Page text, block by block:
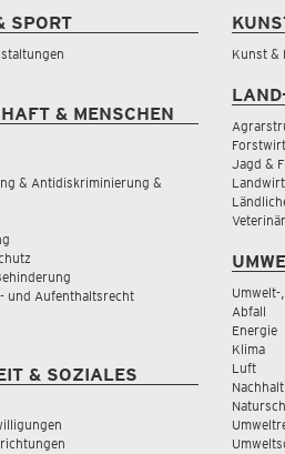
SPORT
& MENSCHEN
& Antidiskriminierung &
und Aufenthaltsrecht
& SOZIALES
Kunst &
Jagd &
Abfall
Energie
Klima
Luft